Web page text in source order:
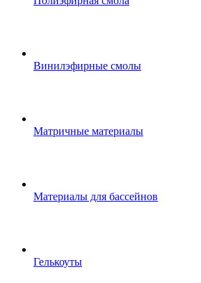
Винилэфирные смолы
Матричные материалы
Материалы для бассейнов
Гелькоуты